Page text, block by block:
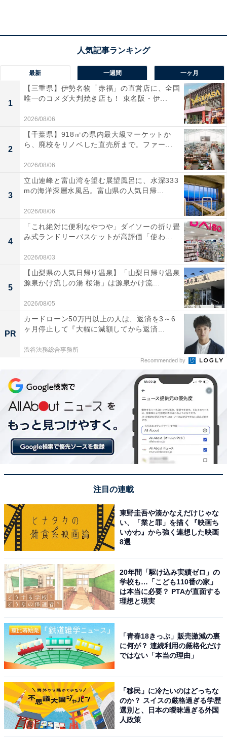
TEL：078-743-8000
あわせて読みたい
【兵庫県】3施設すべて入場無料！ 夜景遺産
の神戸市役所展望ロビー、人気の工場見
「神戸市立森林植物園」は大人300円！ 西日本最
大級・約5万株のあじさい園
神戸市立森林植物園
1940年開園の歴史ある植物園で、六甲山の広大な自然の
中に総面積142.6haの敷地が広がります。日本および世
界各地の樹木約1200種を原産地ごとのゾーンに植栽した
本格的な樹木植物園で、周辺は瀬戸内海国立公園にも指
定されています。
の幻の花「シチダンカ」や六甲ブルーの名で知られる
「ヒメアジサイ」など25種350品種・約5万株が植えられ
ています。毎年6月上旬〜7月上旬が見ごろで、2026年は
開催中です。
あじさいのほか、春のツツジ・シャクナゲ・カルミア、
最新 一週間 一ヶ月
1
【三重県】伊勢名物「赤福」の直営店に、全国
唯一のコメダ大判焼き店も！ 東名阪・伊...
2026/08/06
2
【千葉県】918㎡の県内最大級マーケットか
ら、廃校をリノベした直売所まで。ファー...
2026/08/06
3
立山連峰と富山湾を望む展望風呂に、水深333
mの海洋深層水風呂。富山県の人気日帰...
2026/08/06
4
「これ絶対に便利なやつや」ダイソーの折り畳
み式ランドリーバスケットが高評価「使わ...
2026/08/03
5
【山梨県の人気日帰り温泉】「山梨日帰り温泉
源泉かけ流しの湯 桜湯」は源泉かけ流...
2026/08/05
PR
カードローン50万円以上の人は、返済を3～6
ヶ月停止して『大幅に減額してから返済...
渋谷法務総合事務所
Recommended by
注目の連載
東野圭吾や湊かなえだけじゃな
い、「業と罪」を描く『映画ち
いかわ』から強く連想した映画
8選
20年間「駆け込み実績ゼロ」の
学校も…「こども110番の家」
は本当に必要？ PTAが直面する
理想と現実
「青春18きっぷ」販売激減の裏
に何が？ 連続利用の厳格化だけ
ではない「本当の理由」
「移民」に冷たいのはどっちな
のか？ スイスの厳格過ぎる学歴
選別と、日本の曖昧過ぎる外国
人政策